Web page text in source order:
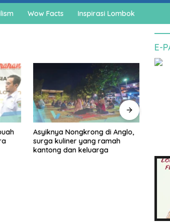
Wow Facts Inspirasi Lombok
Asyiknya Nongkrong di Anglo,
surga kuliner yang ramah
kantong dan keluarga
E-